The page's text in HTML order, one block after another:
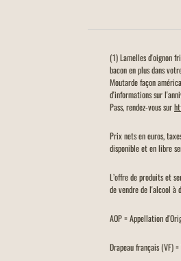
(1) Lamelles d'oignon
bacon en plus dans
Moutarde façon
d'informations sur
Pass, rendez-vous sur
Prix nets en euros,
disponible et en libre
L’offre de produits et
de vendre de l'alcool à
AOP = Appellation
Drapeau français (VF) =